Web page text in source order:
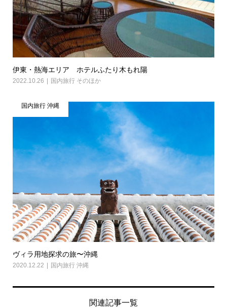
伊東・熱海エリア ホテルふたり木もれ陽
2022.10.26 国内旅行 そのほか
国内旅行 沖縄
ヴィラ用地探求の旅〜沖縄
2020.12.22 国内旅行 沖縄
関連記事一覧